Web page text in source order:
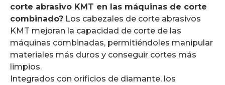
corte abrasivo KMT en las máquinas de corte
combinado? Los cabezales de corte abrasivos
KMT mejoran la capacidad de corte de las
máquinas combinadas, permitiéndoles manipular
materiales más duros y conseguir cortes más
limpios.
Integrados con orificios de diamante, los